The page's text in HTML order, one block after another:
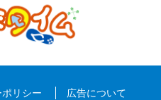
リシー
広告について